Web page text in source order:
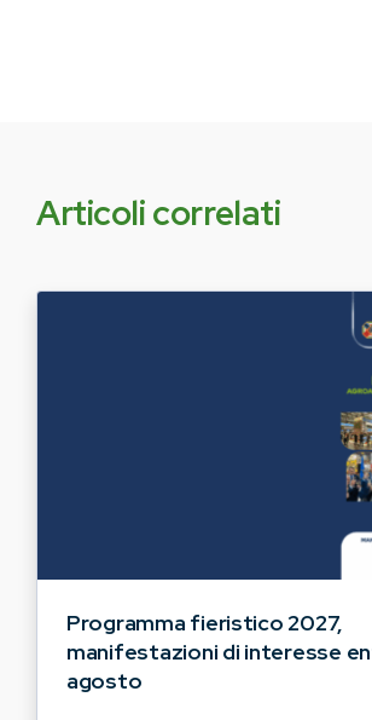
Articoli correlati
Programma fieristico 2027,
manifestazioni di interesse
agosto